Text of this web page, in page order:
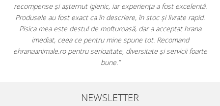
doar hrană, ci și produse dinfarmacia veterinară:
antiparazitare, suplimente și soluții de îngrijire. Este foarte
comod să pot comanda tot ce am nevoie pentru animalul
dintr-un singur loc. Livrarea a fost rapidă, iar produsele au
originale și în termen. Magazin serios, bine organizat și foarte
pentru orice stăpân de animale.
NEWSLETTER